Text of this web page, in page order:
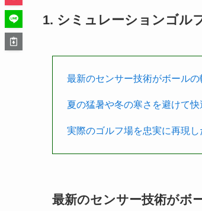
1. シミュレーションゴル
最新のセンサー技術がボール
夏の猛暑や冬の寒さを避けて
実際のゴルフ場を忠実に再現
最新のセンサー技術がボ